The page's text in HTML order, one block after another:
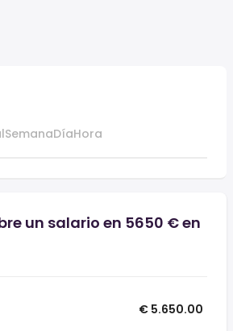
SemanaDíaHora
un salario en 5650 € en
€ 5.650.00